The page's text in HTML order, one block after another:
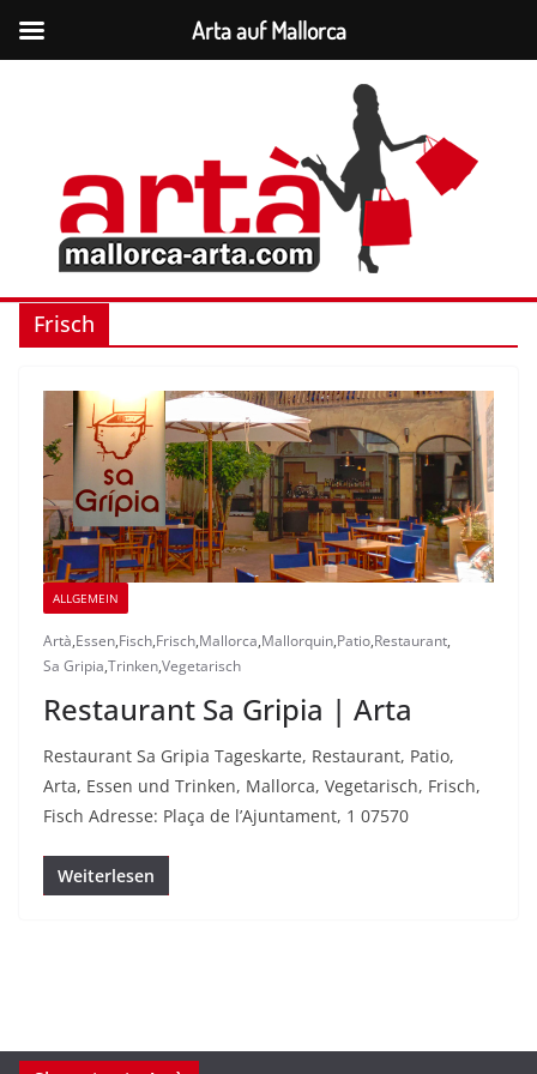
Frisch
ALLGEMEIN
Artà,Essen,Fisch,Frisch,Mallorca,Mallorquin,Patio,Restaurant,
Sa Gripia,Trinken,Vegetarisch
Restaurant Sa Gripia | Arta
Restaurant Sa Gripia Tageskarte, Restaurant, Patio,
Arta, Essen und Trinken, Mallorca, Vegetarisch, Frisch,
Fisch Adresse: Plaça de l’Ajuntament, 1 07570
Weiterlesen
Arta auf Mallorca